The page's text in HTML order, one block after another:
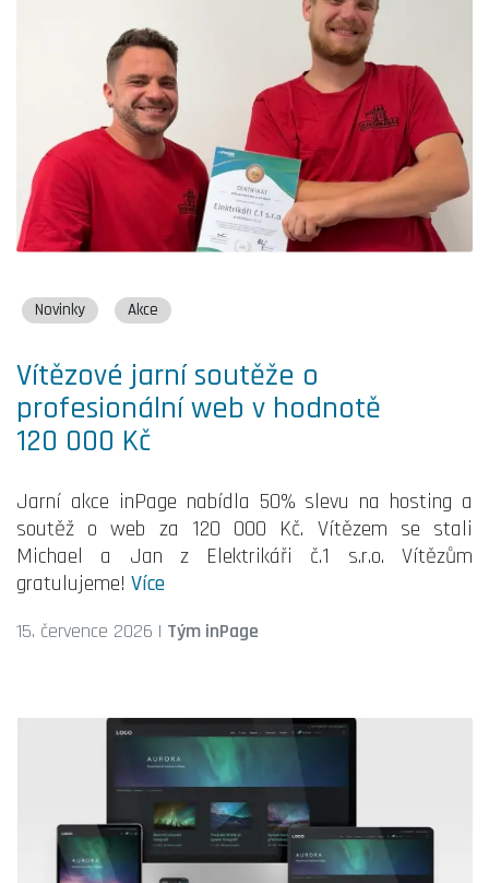
Novinky Akce
Vítězové jarní soutěže o
profesionální web v hodnotě
120 000 Kč
Jarní akce inPage nabídla 50% slevu na hosting a
soutěž o web za 120 000 Kč. Vítězem se stali
Michael a Jan z Elektrikáři č.1 s.r.o. Vítězům
gratulujeme! Více
15. července 2026 | Tým inPage